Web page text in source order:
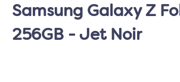
Samsung Galaxy Z
256GB - Jet Noir